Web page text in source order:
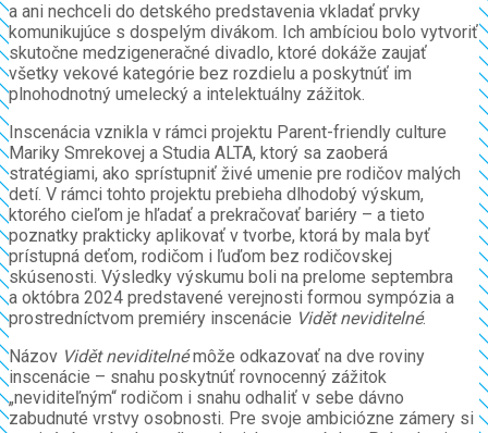
a ani nechceli do detského predstavenia vkladať prvky
komunikujúce s dospelým divákom. Ich ambíciou bolo vytvoriť
skutočne medzigeneračné divadlo, ktoré dokáže zaujať
všetky vekové kategórie bez rozdielu a poskytnúť im
plnohodnotný umelecký a intelektuálny zážitok.
Inscenácia vznikla v rámci projektu Parent-friendly culture
Mariky Smrekovej a Studia ALTA, ktorý sa zaoberá
stratégiami, ako sprístupniť živé umenie pre rodičov malých
detí. V rámci tohto projektu prebieha dlhodobý výskum,
ktorého cieľom je hľadať a prekračovať bariéry – a tieto
poznatky prakticky aplikovať v tvorbe, ktorá by mala byť
prístupná deťom, rodičom i ľuďom bez rodičovskej
skúsenosti. Výsledky výskumu boli na prelome septembra
a októbra 2024 predstavené verejnosti formou sympózia a
prostredníctvom premiéry inscenácie Vidět neviditelné.
Názov Vidět neviditelnémôže odkazovať na dve roviny
inscenácie – snahu poskytnúť rovnocenný zážitok
„neviditeľným“ rodičom i snahu odhaliť v sebe dávno
zabudnuté vrstvy osobnosti. Pre svoje ambiciózne zámery si